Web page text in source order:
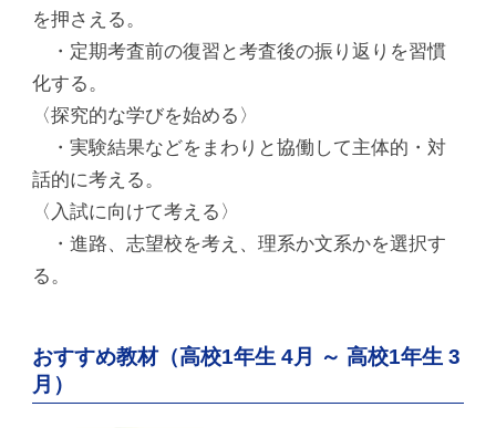
を押さえる。
・定期考査前の復習と考査後の振り返りを習慣
化する。
〈探究的な学びを始める〉
・実験結果などをまわりと協働して主体的・対
話的に考える。
〈入試に向けて考える〉
・進路、志望校を考え、理系か文系かを選択す
る。
おすすめ教材（高校1年生 4月 ～ 高校1年生 3
月）